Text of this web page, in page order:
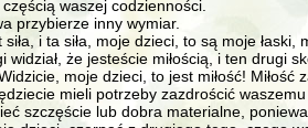
waszej codzienności.
przybierze inny wymiar.
i ta siła, moje dzieci, to są moje
że jesteście miłością, i ten drugi
moje dzieci, to jest miłość!
mieli potrzeby zazdrościć waszemu
szczęście lub dobra materialne,